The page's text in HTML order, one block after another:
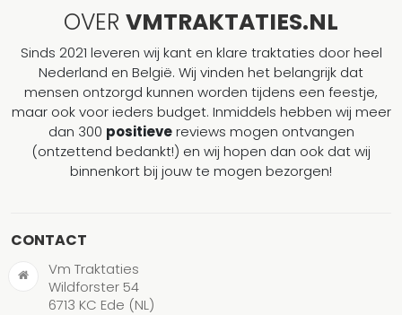
OVER VMTRAKTATIES.NL
Sinds 2021 leveren wij kant en klare traktaties door heel
Nederland en België. Wij vinden het belangrijk dat
mensen ontzorgd kunnen worden tijdens een feestje,
maar ook voor ieders budget. Inmiddels hebben wij meer
dan 300 positievereviews mogen ontvangen
(ontzettend bedankt!) en wij hopen dan ook dat wij
binnenkort bij jouw te mogen bezorgen!
CONTACT
Vm Traktaties
Wildforster 54
6713 KC Ede (NL)